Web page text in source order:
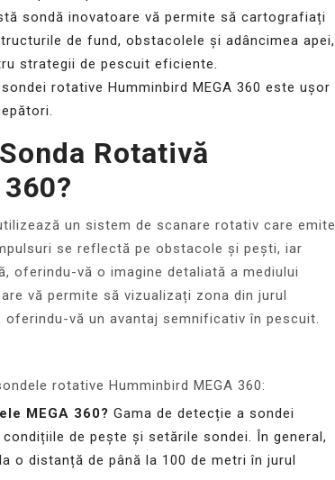
sondă inovatoare vă permite să cartografiați
de fund, obstacolele și adâncimea apei,
strategii de pescuit eficiente.
rotative Humminbird MEGA 360 este ușor
Rotativă
un sistem de scanare rotativ care emite
se reflectă pe obstacole și pești, iar
oferindu-vă o imagine detaliată a mediului
vă permite să vizualizați zona din jurul
vă un avantaj semnificativ în pescuit.
rotative Humminbird MEGA 360:
MEGA 360? Gama de detecție a sondei
de pește și setările sondei. În general,
o distanță de până la 100 de metri în jurul